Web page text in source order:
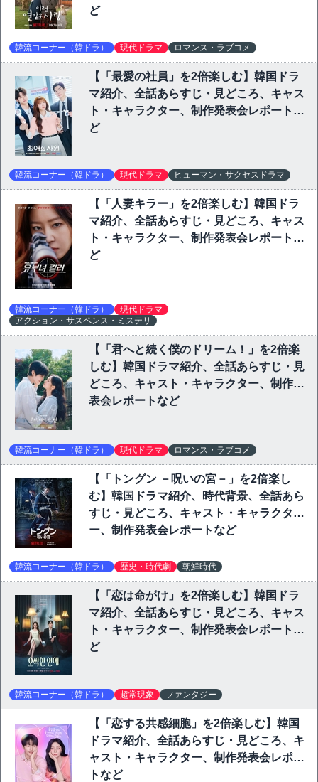
ど
韓流コーナー（韓ドラ） 現代ドラマ ロマンス・ラブコメ
【「最愛の社員」を2倍楽しむ】韓国ドラ
マ紹介、全話あらすじ・見どころ、キャス
ト・キャラクター、制作発表会レポートな
ど
韓流コーナー（韓ドラ） 現代ドラマ ヒューマン・サクセスドラマ
【「人妻キラー」を2倍楽しむ】韓国ドラ
マ紹介、全話あらすじ・見どころ、キャス
ト・キャラクター、制作発表会レポートな
ど
韓流コーナー（韓ドラ）
現代ドラマ
アクション・サスペンス・ミステリ
【「君へと続く僕のドリーム！」を2倍楽
しむ】韓国ドラマ紹介、全話あらすじ・見
どころ、キャスト・キャラクター、制作発
表会レポートなど
韓流コーナー（韓ドラ） 現代ドラマ ロマンス・ラブコメ
【「トングン －呪いの宮－」を2倍楽し
む】韓国ドラマ紹介、時代背景、全話あら
すじ・見どころ、キャスト・キャラクタ
ー、制作発表会レポートなど
韓流コーナー（韓ドラ） 歴史・時代劇 朝鮮時代
【「恋は命がけ」を2倍楽しむ】韓国ドラ
マ紹介、全話あらすじ・見どころ、キャス
ト・キャラクター、制作発表会レポートな
ど
韓流コーナー（韓ドラ） 超常現象 ファンタジー
【「恋する共感細胞」を2倍楽しむ】韓国
ドラマ紹介、全話あらすじ・見どころ、キ
ャスト・キャラクター、制作発表会レポー
トなど